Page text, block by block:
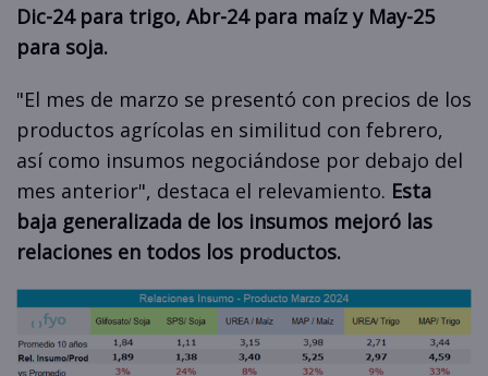
Dic-24 para trigo, Abr-24 para maíz y May-25
para soja.
"El mes de marzo se presentó con precios de los
productos agrícolas en similitud con febrero,
así como insumos negociándose por debajo del
mes anterior", destaca el relevamiento. Esta
baja generalizada de los insumos mejoró las
relaciones en todos los productos.